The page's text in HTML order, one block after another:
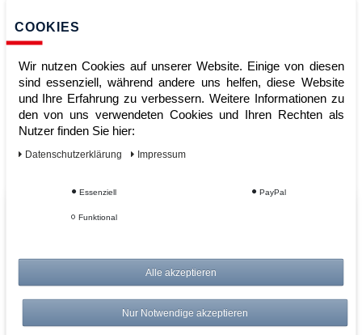
Sofort lieferbar
Vom Profi für Profis - Ihre Vorteile
Versandkostenfrei ab 150€
Risikolos: 14 Tage Rückgabe
COOKIES
Wir nutzen Cookies auf unserer Website. Einige von diesen
sind essenziell, während andere uns helfen, diese Website
und Ihre Erfahrung zu verbessern. Weitere Informationen zu
den von uns verwendeten Cookies und Ihren Rechten als
Nutzer finden Sie hier:
Daten­schutz­erklärung Impressum
Essenziell PayPal
Funktional
Alle akzeptieren
Nur Notwendige akzeptieren